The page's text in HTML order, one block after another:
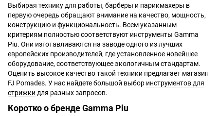
Выбирая технику для работы, барберы и парикмахеры в
первую очередь обращают внимание на качество, мощность,
конструкцию и функциональность. Всем указанным
критериям полностью соответствуют инструменты Gamma
Piu. Они изготавливаются на заводе одного из лучших
европейских производителей, где установленное новейшее
оборудование, соответствующее экологичным стандартам.
Оценить высокое качество такой техники предлагает магазин
FJ Pomades. У нас найдете большой выбор инструментов для
стрижки для разных запросов.
Коротко о бренде Gamma Piu